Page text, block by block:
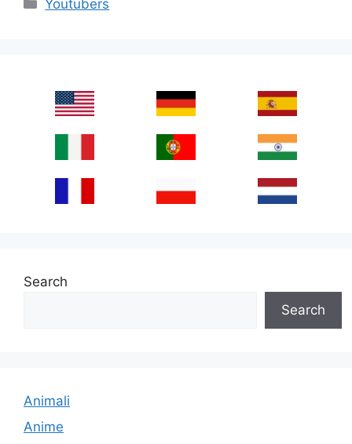
Youtubers
Search
Search
Animali
Anime